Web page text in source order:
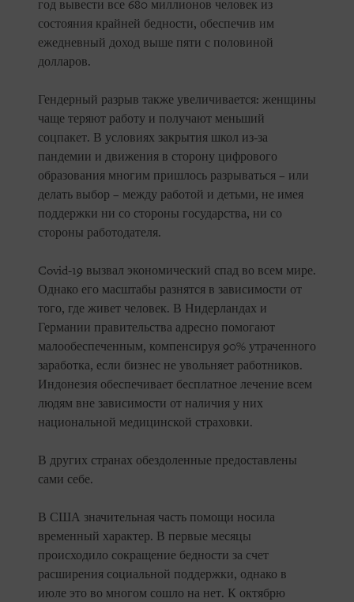
год вывести все 680 миллионов человек из
состояния крайней бедности, обеспечив им
ежедневный доход выше пяти с половиной
долларов.
Гендерный разрыв также увеличивается: женщины
чаще теряют работу и получают меньший
соцпакет. В условиях закрытия школ из-за
пандемии и движения в сторону цифрового
образования многим пришлось разрываться – или
делать выбор – между работой и детьми, не имея
поддержки ни со стороны государства, ни со
стороны работодателя.
Covid-19 вызвал экономический спад во всем мире.
Однако его масштабы разнятся в зависимости от
того, где живет человек. В Нидерландах и
Германии правительства адресно помогают
малообеспеченным, компенсируя 90% утраченного
заработка, если бизнес не увольняет работников.
Индонезия обеспечивает бесплатное лечение всем
людям вне зависимости от наличия у них
национальной медицинской страховки.
В других странах обездоленные предоставлены
сами себе.
В США значительная часть помощи носила
временный характер. В первые месяцы
происходило сокращение бедности за счет
расширения социальной поддержки, однако в
июле это во многом сошло на нет. К октябрю